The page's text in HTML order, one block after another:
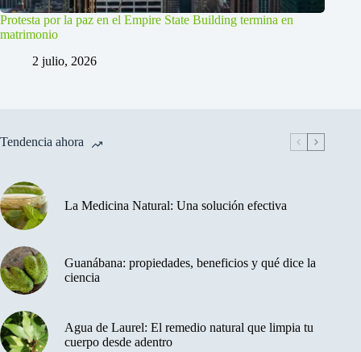
Protesta por la paz en el Empire State Building termina en
matrimonio
2 julio, 2026
Tendencia ahora
La Medicina Natural: Una solución efectiva
Guanábana: propiedades, beneficios y qué dice la
ciencia
Agua de Laurel: El remedio natural que limpia tu
cuerpo desde adentro